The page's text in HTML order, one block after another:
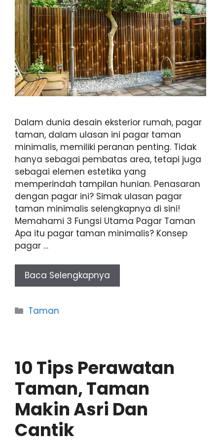
Dalam dunia desain eksterior rumah, pagar
taman, dalam ulasan ini pagar taman
minimalis, memiliki peranan penting. Tidak
hanya sebagai pembatas area, tetapi juga
sebagai elemen estetika yang
memperindah tampilan hunian. Penasaran
dengan pagar ini? Simak ulasan pagar
taman minimalis selengkapnya di sini!
Memahami 3 Fungsi Utama Pagar Taman
Apa itu pagar taman minimalis? Konsep
pagar …
Baca Selengkapnya
Categories
Taman
10 Tips Perawatan
Taman, Taman
Makin Asri Dan
Cantik